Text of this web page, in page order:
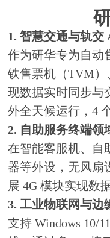
1. 智慧交通与轨交
作为研华专为自动
铁售票机（TVM
现数据实时同步与
外全天候运行，4
2. 自助服务终端领
在智能客服机、自
器等外设，无风扇
展 4G 模块实现数
3. 工业物联网与边
支持 Windows 10/